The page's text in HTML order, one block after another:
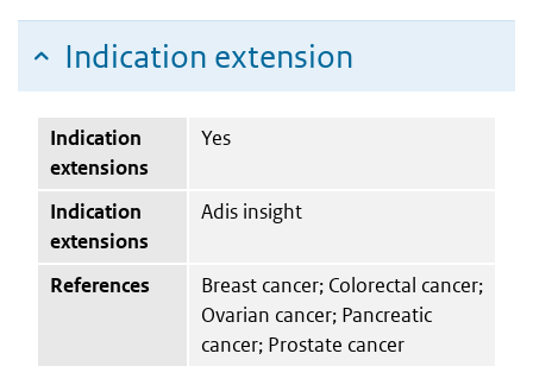
Indication extension
Indication
extensions
Yes
Indication
extensions
Adis insight
References
Breast cancer; Colorectal cancer;
Ovarian cancer; Pancreatic
cancer; Prostate cancer